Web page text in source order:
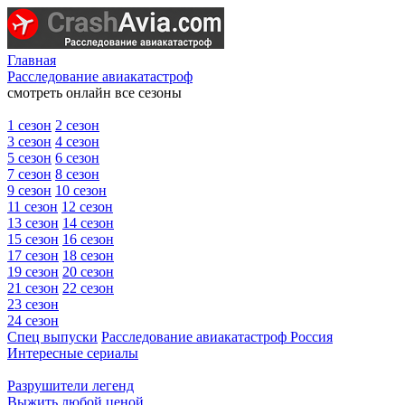
Главная
Расследование авиакатастроф
смотреть онлайн все сезоны
1 сезон 2 сезон
3 сезон 4 сезон
5 сезон 6 сезон
7 сезон 8 сезон
9 сезон 10 сезон
11 сезон 12 сезон
13 сезон 14 сезон
15 сезон 16 сезон
17 сезон 18 сезон
19 сезон 20 сезон
21 сезон 22 сезон
23 сезон
24 сезон
Спец выпуски Расследование авиакатастроф Россия
Интересные сериалы
Разрушители легенд
Выжить любой ценой